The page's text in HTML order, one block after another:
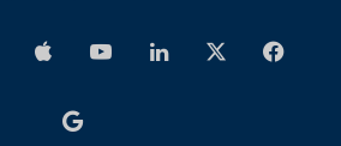
فيسبوك لينكدإن‫YouTube
اخبار